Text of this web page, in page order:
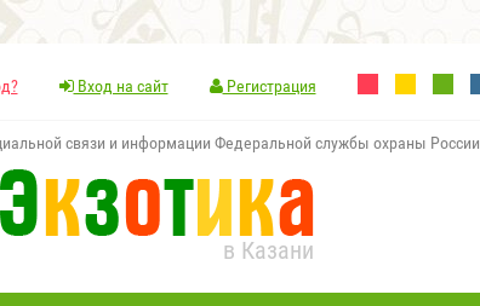
Вход на сайт Регистрация
связи и информации Федеральной службы охраны России
в Казани